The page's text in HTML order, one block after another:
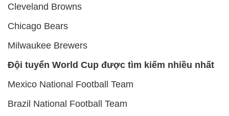
Cleveland Browns
Chicago Bears
Milwaukee Brewers
Đội tuyển World Cup được tìm kiếm nhiều nhất
Mexico National Football Team
Brazil National Football Team